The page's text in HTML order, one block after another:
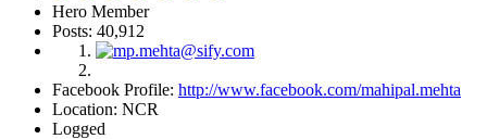
Hero Member
Posts: 40,912
Facebook Profile: http://www.facebook.com/mahipal.mehta
Location: NCR
Logged